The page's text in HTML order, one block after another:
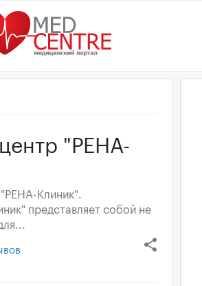
"РЕНА-
Клиник".
представляет собой не
share